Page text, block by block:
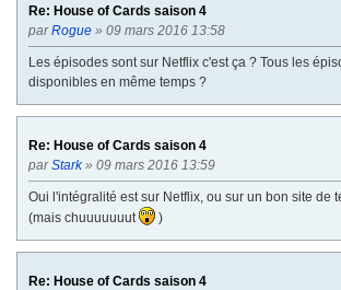
Re: House of Cards saison 4
parRogue » 09 mars 2016 13:58
Les épisodes sont sur Netflix c'est ça ? Tous les
disponibles en même temps ?
Re: House of Cards saison 4
parStark» 09 mars 2016 13:59
Oui l'intégralité est sur Netflix, ou sur un bon site de
(mais chuuuuuuut
)
Re: House of Cards saison 4